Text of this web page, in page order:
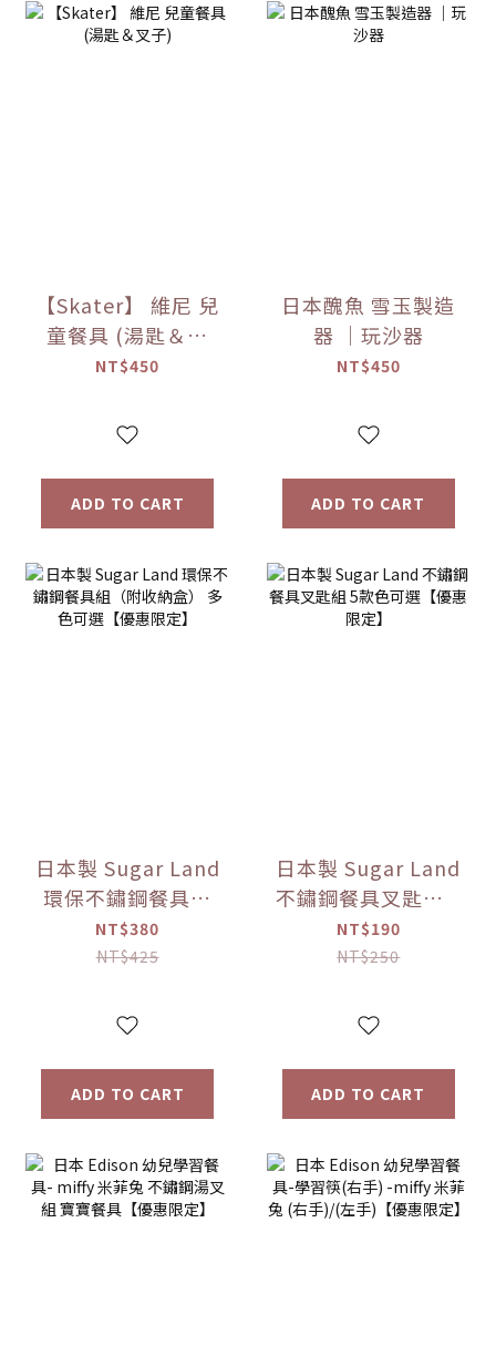
【Skater】 維尼 兒
童餐具 (湯匙＆叉
子)
NT$450
ADD TO CART
日本醜魚 雪玉製造
器 ｜玩沙器
NT$450
ADD TO CART
日本製 Sugar Land
環保不鏽鋼餐具組
（附收納盒） 多色
可選【優惠限定】
NT$380
NT$425
ADD TO CART
日本製 Sugar Land
不鏽鋼餐具叉匙組 5
款色可選【優惠限
定】
NT$190
NT$250
ADD TO CART